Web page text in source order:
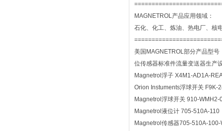
MAGNETROL产品应用领域：
石化、化工、炼油、热电厂、核
美国MAGNETROL部分产品型号
位传感器标准件流量变送器生产
Magnetrol浮子 X4M1-AD1A-
Orion Instuments浮球开关 F9K-
Magnetrol浮球开关 910-WMH2-
Magnetrol液位计 705-510A-110
Magnetrol传感器705-510A-100-